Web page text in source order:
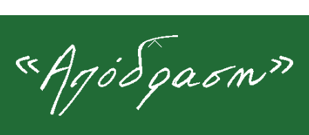
Back
Top